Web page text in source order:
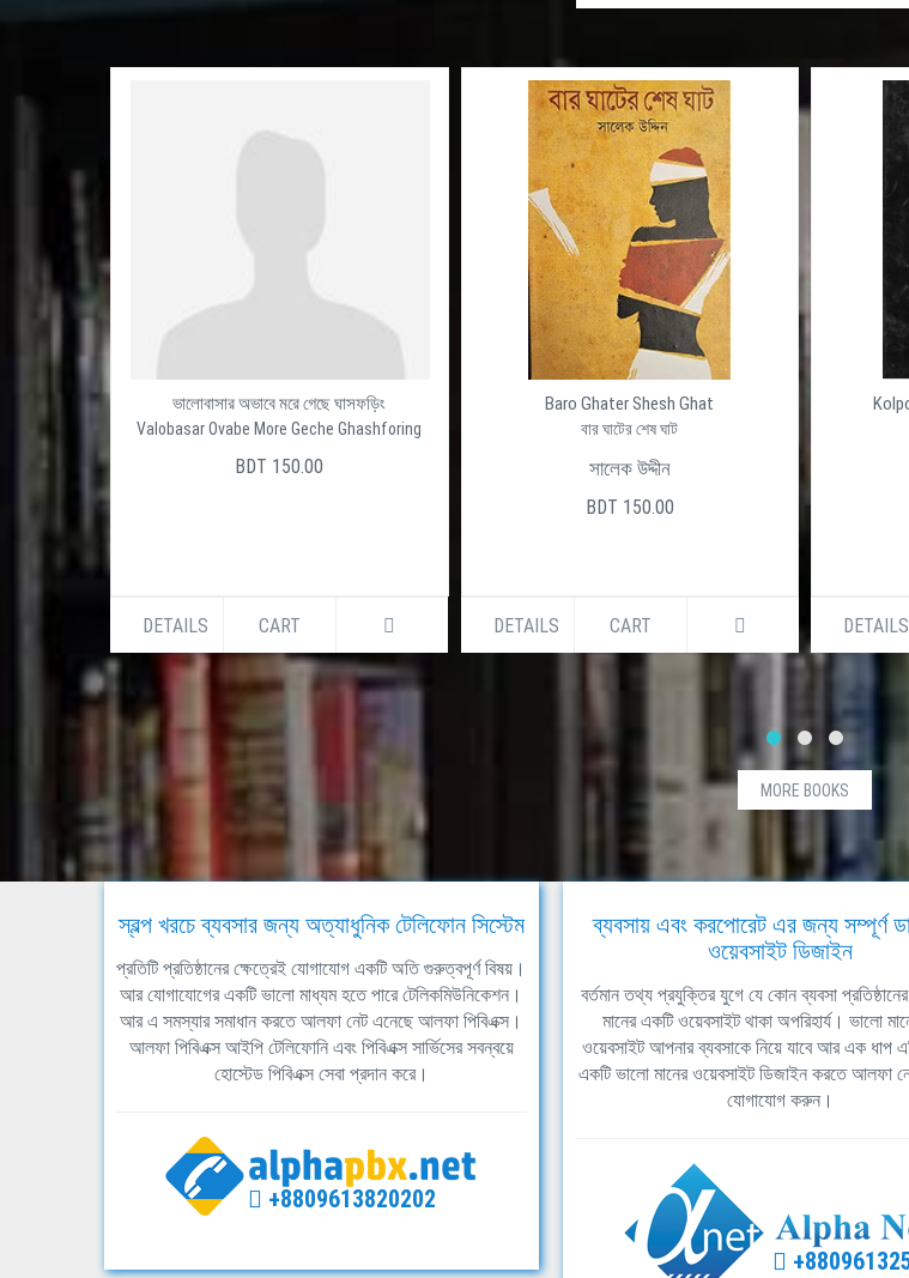
ভালোবাসার অভাবে মরে গেছে ঘাসফড়িং
Valobasar Ovabe More Geche Ghashforing
BDT 150.00
DETAILS CART
Baro Ghater Shesh Ghat
বার ঘাটের শেষ ঘাট
সালেক উদ্দীন
BDT 150.00
DETAILS CART DETAILS
MORE BOOKS
স্বল্প খরচে ব্যবসার জন্য অত্যাধুনিক টেলিফোন সিস্টেম
প্রতিটি প্রতিষ্ঠানের ক্ষেত্রেই যোগাযোগ একটি অতি গুরুত্বপূর্ণ বিষয়।
আর যোগাযোগের একটি ভালো মাধ্যম হতে পারে টেলিকমিউনিকেশন।
আর এ সমস্যার সমাধান করতে আলফা নেট এনেছে আলফা পিবিএক্স।
আলফা পিবিএক্স আইপি টেলিফোনি এবং পিবিএক্স সার্ভিসের সবন্বয়ে
হোস্টেড পিবিএক্স সেবা প্রদান করে।
+8809613820202
ব্যবসায় এবং করপোরেট এর জন্য সম্পূর্ণ
ওয়েবসাইট ডিজাইন
বর্তমান তথ্য প্রযুক্তির যুগে যে কোন ব্যবসা
মানের একটি ওয়েবসাইট থাকা অপরিহার্য। ভালো
ওয়েবসাইট আপনার ব্যবসাকে নিয়ে যাবে আর এক ধাপ
একটি ভালো মানের ওয়েবসাইট ডিজাইন করতে
যোগাযোগ করুন।